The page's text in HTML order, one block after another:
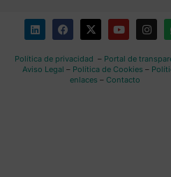
Política de privacidad – Portal de
Aviso Legal – Política de Cookies –
enlaces – Contacto